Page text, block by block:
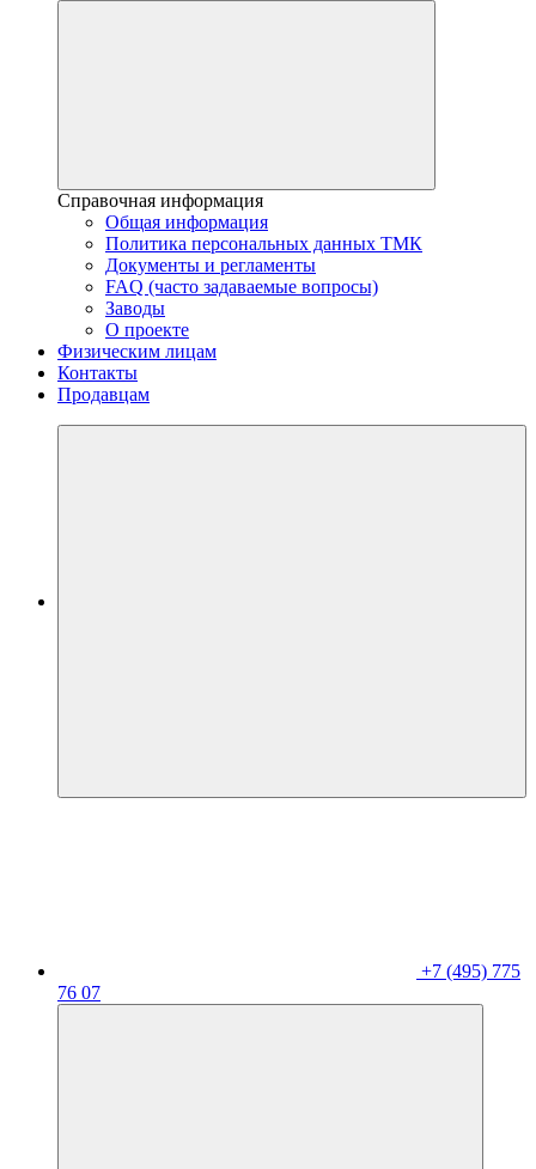
Справочная информация
Общая информация
Политика персональных данных ТМК
Документы и регламенты
FAQ (часто задаваемые вопросы)
Заводы
О проекте
Физическим лицам
Контакты
Продавцам
+7 (495) 775
76 07